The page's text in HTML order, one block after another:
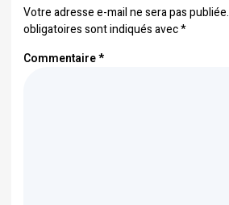
Votre adresse e-mail ne sera pas publiée.
obligatoires sont indiqués avec*
Commentaire*